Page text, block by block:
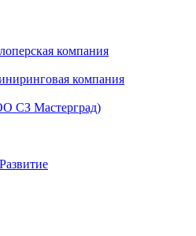
компания
компания
СЗ Мастерград)